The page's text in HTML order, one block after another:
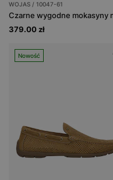
WOJAS / 10047-61
379.00 zł
Nowość